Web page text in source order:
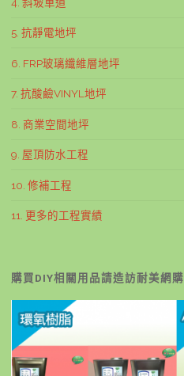
5. 抗靜電地坪
6. FRP玻璃纖維層地坪
7. 抗酸鹼VINYL地坪
8. 商業空間地坪
9. 屋頂防水工程
10. 修補工程
11. 更多的工程實績
購買DIY相關用品請造訪耐美網購